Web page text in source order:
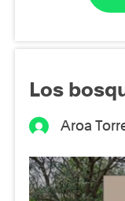
Los
Aroa